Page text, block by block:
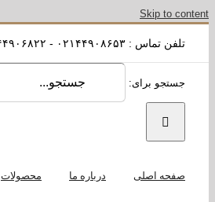
Skip to content
تلفن تماس : ۰۲۱۴۴۹۰۸۶۵۳ - ۰۲۱۴۴۹۰۶۸۲۲
جستجو برای:
صفحه اصلی درباره ما محصولات